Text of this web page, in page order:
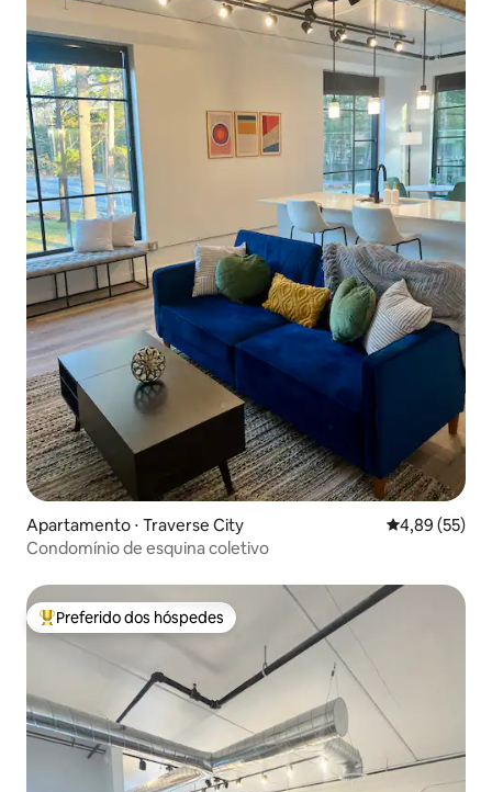
Apartamento ⋅ Traverse City 4,89 de uma
4,89 (55)
Condomínio de esquina coletivo
Entre os melhores preferidos dos hóspedes
Preferido dos hóspedes